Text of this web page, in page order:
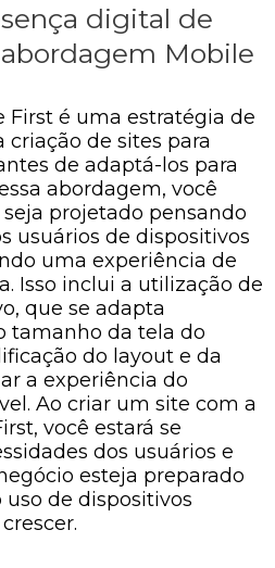
digital de
Mobile
First é uma estratégia de
de sites para
de adaptá-los para
abordagem, você
projetado pensando
usuários de dispositivos
uma experiência de
Isso inclui a utilização de
que se adapta
tamanho da tela do
do layout e da
a experiência do
Ao criar um site com a
você estará se
dos usuários e
esteja preparado
de dispositivos